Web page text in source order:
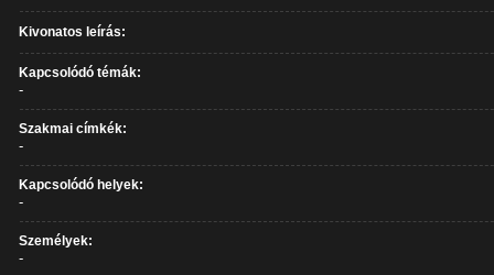
Kivonatos leírás:
Kapcsolódó témák:
-
Szakmai címkék:
-
Kapcsolódó helyek:
-
Személyek:
-